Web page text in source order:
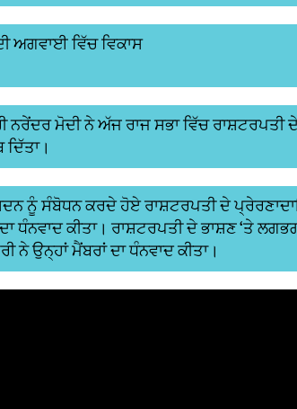
ਅਗਵਾਈ ਵਿੱਚ ਵਿਕਾਸ
ਨਰੇਂਦਰ ਮੋਦੀ ਨੇ ਅੱਜ ਰਾਜ ਸਭਾ ਵਿੱਚ ਰਾਸ਼ਟਰਪਤੀ
ਨੂੰ ਸੰਬੋਧਨ ਕਰਦੇ ਹੋਏ ਰਾਸ਼ਟਰਪਤੀ ਦੇ
ਧੰਨਵਾਦ ਕੀਤਾ। ਰਾਸ਼ਟਰਪਤੀ ਦੇ ਭਾਸ਼ਣ ‘ਤੇ
ਨੇ ਉਨ੍ਹਾਂ ਮੈਂਬਰਾਂ ਦਾ ਧੰਨਵਾਦ ਕੀਤਾ।